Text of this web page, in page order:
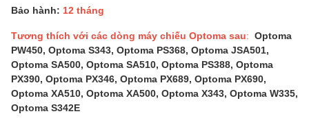
Bảo hành: 12 tháng
Tương thích với các dòng máy chiếu Optoma sau: Optoma
PW450, Optoma S343, Optoma PS368, Optoma JSA501,
Optoma SA500, Optoma SA510, Optoma PS388, Optoma
PX390, Optoma PX346, Optoma PX689, Optoma PX690,
Optoma XA510, Optoma XA500, Optoma X343, Optoma W335,
Optoma S342E